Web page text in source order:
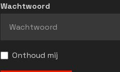
Wachtwoord
Onthoud mij